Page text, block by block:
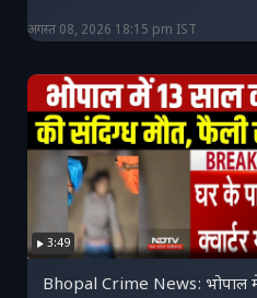
अगस्त 08, 2026 18:15 pm IST
3:49
Bhopal Crime News: भोपाल